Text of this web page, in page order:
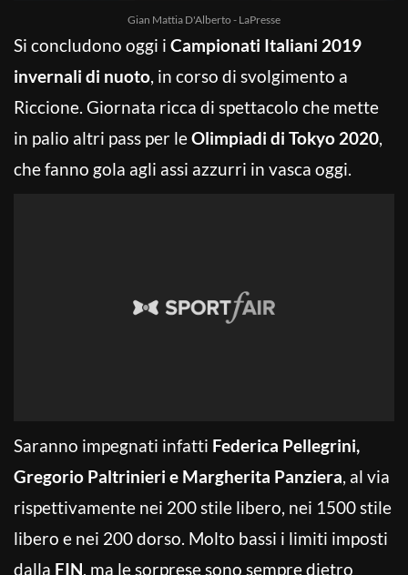
Gian Mattia D'Alberto - LaPresse
Si concludono oggi i Campionati Italiani 2019
invernali di nuoto, in corso di svolgimento a
Riccione. Giornata ricca di spettacolo che mette
in palio altri pass per leOlimpiadi di Tokyo 2020,
che fanno gola agli assi azzurri in vasca oggi.
Saranno impegnati infatti Federica Pellegrini,
Gregorio Paltrinieri e Margherita Panziera, al via
rispettivamente nei 200 stile libero, nei 1500 stile
libero e nei 200 dorso. Molto bassi i limiti imposti
dalla FIN, ma le sorprese sono sempre dietro